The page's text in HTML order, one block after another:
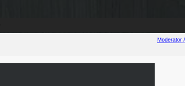
Moderator